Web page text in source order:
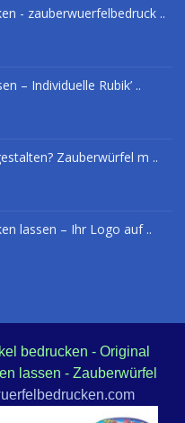
- zauberwuerfelbedruck ..
– Individuelle Rubik’ ..
Zauberwürfel m ..
lassen – Ihr Logo auf ..
bedrucken - Original
lassen - Zauberwürfel